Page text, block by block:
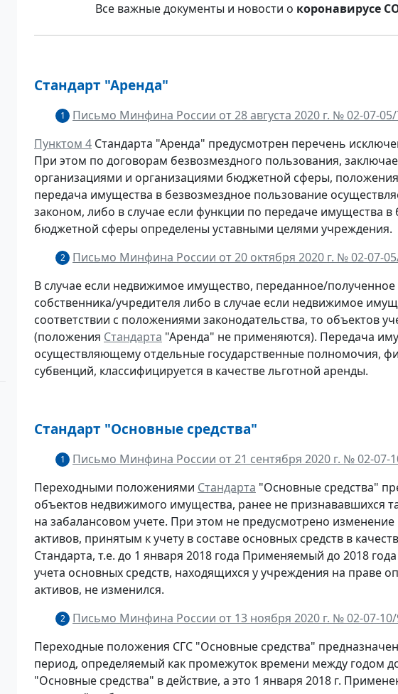
Все важные документы и новости о коронавирусе
Стандарт "Аренда"
1
Письмо Минфина России от 28 августа 2020 г. № 02-07-
Пунктом 4 Стандарта "Аренда" предусмотрен перечень
При этом по договорам безвозмездного пользования,
организациями и организациями бюджетной сферы, положения
передача имущества в безвозмездное пользование
законом, либо в случае если функции по передаче имущества
бюджетной сферы определены уставными целями учреждения.
2
Письмо Минфина России от 20 октября 2020 г. № 02-07-
В случае если недвижимое имущество, переданное/
собственника/учредителя либо в случае если недвижимое
соответствии с положениями законодательства, то объектов
(положения Стандарта "Аренда" не применяются). Передача
осуществляющему отдельные государственные полномочия,
субвенций, классифицируется в качестве льготной аренды.
Стандарт "Основные средства"
1
Письмо Минфина России от 21 сентября 2020 г. № 02-07-
Переходными положениями Стандарта "Основные средства"
объектов недвижимого имущества, ранее не признававшихся
на забалансовом учете. При этом не предусмотрено
активов, принятым к учету в составе основных средств в
Стандарта, т.е. до 1 января 2018 года Применяемый до 2018
учета основных средств, находящихся у учреждения на праве
активов, не изменился.
2
Письмо Минфина России от 13 ноября 2020 г. № 02-07-
Переходные положения СГС "Основные средства"
период, определяемый как промежуток времени между годом
"Основные средства" в действие, а это 1 января 2018 г.